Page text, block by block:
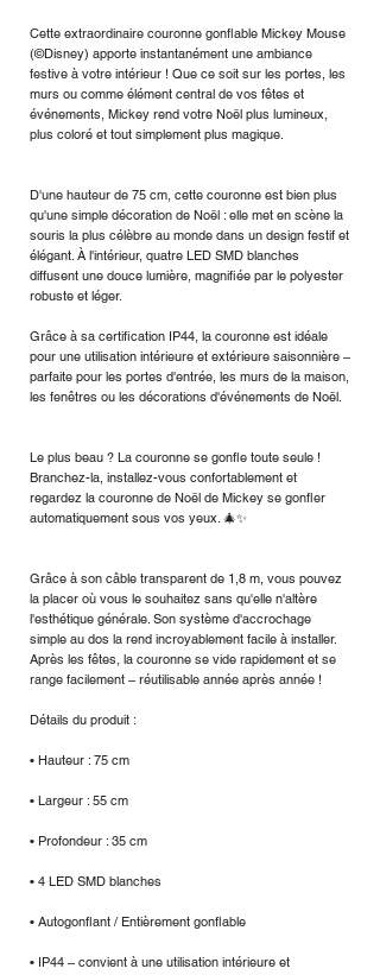
Cette extraordinaire couronne gonflable Mickey Mouse
(©Disney) apporte instantanément une ambiance
festive à votre intérieur ! Que ce soit sur les portes, les
murs ou comme élément central de vos fêtes et
événements, Mickey rend votre Noël plus lumineux,
plus coloré et tout simplement plus magique.
D'une hauteur de 75 cm, cette couronne est bien plus
qu'une simple décoration de Noël : elle met en scène la
souris la plus célèbre au monde dans un design festif et
élégant. À l'intérieur, quatre LED SMD blanches
diffusent une douce lumière, magnifiée par le polyester
robuste et léger.
Grâce à sa certification IP44, la couronne est idéale
pour une utilisation intérieure et extérieure saisonnière –
parfaite pour les portes d'entrée, les murs de la maison,
les fenêtres ou les décorations d'événements de Noël.
Le plus beau ? La couronne se gonfle toute seule !
Branchez-la, installez-vous confortablement et
regardez la couronne de Noël de Mickey se gonfler
automatiquement sous vos yeux. 🎄✨
Grâce à son câble transparent de 1,8 m, vous pouvez
la placer où vous le souhaitez sans qu'elle n'altère
l'esthétique générale. Son système d'accrochage
simple au dos la rend incroyablement facile à installer.
Après les fêtes, la couronne se vide rapidement et se
range facilement – réutilisable année après année !
Détails du produit :
• Hauteur : 75 cm
• Largeur : 55 cm
• Profondeur : 35 cm
• 4 LED SMD blanches
• Autogonflant / Entièrement gonflable
• IP44 – convient à une utilisation intérieure et